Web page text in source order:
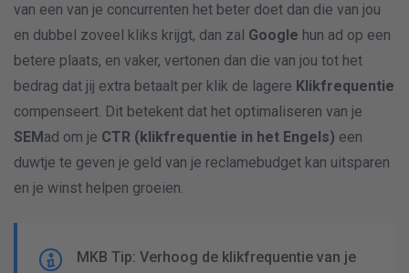
van een van je concurrenten het beter doet dan die van jou
en dubbel zoveel kliks krijgt, dan zal Google hun ad op een
betere plaats, en vaker, vertonen dan die van jou tot het
bedrag dat jij extra betaalt per klik de lagere Klikfrequentie
compenseert. Dit betekent dat het optimaliseren van je
SEMad om je CTR (klikfrequentie in het Engels) een
duwtje te geven je geld van je reclamebudget kan uitsparen
en je winst helpen groeien.
MKB Tip: Verhoog de klikfrequentie van je